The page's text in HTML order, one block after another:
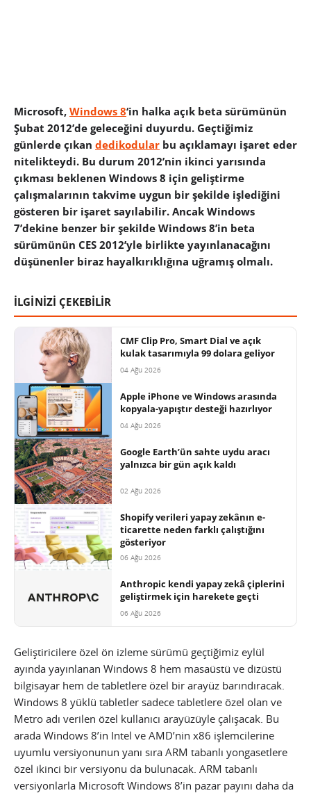
Microsoft, Windows 8‘in halka açık beta sürümünün
Şubat 2012’de geleceğini duyurdu. Geçtiğimiz
günlerde çıkan dedikodular bu açıklamayı işaret eder
nitelikteydi. Bu durum 2012’nin ikinci yarısında
çıkması beklenen Windows 8 için geliştirme
çalışmalarının takvime uygun bir şekilde işlediğini
gösteren bir işaret sayılabilir. Ancak Windows
7’dekine benzer bir şekilde Windows 8’in beta
sürümünün CES 2012’yle birlikte yayınlanacağını
düşünenler biraz hayalkırıklığına uğramış olmalı.
İLGİNİZİ ÇEKEBİLİR
CMF Clip Pro, Smart Dial ve açık
kulak tasarımıyla 99 dolara geliyor
04 Ağu 2026
Apple iPhone ve Windows arasında
kopyala-yapıştır desteği hazırlıyor
04 Ağu 2026
Google Earth’ün sahte uydu aracı
yalnızca bir gün açık kaldı
02 Ağu 2026
Shopify verileri yapay zekânın e-
ticarette neden farklı çalıştığını
gösteriyor
06 Ağu 2026
Anthropic kendi yapay zekâ çiplerini
geliştirmek için harekete geçti
06 Ağu 2026
Geliştiricilere özel ön izleme sürümü geçtiğimiz eylül
ayında yayınlanan Windows 8 hem masaüstü ve dizüstü
bilgisayar hem de tabletlere özel bir arayüz barındıracak.
Windows 8 yüklü tabletler sadece tabletlere özel olan ve
Metro adı verilen özel kullanıcı arayüzüyle çalışacak. Bu
arada Windows 8’in Intel ve AMD’nin x86 işlemcilerine
uyumlu versiyonunun yanı sıra ARM tabanlı yongasetlere
özel ikinci bir versiyonu da bulunacak. ARM tabanlı
versiyonlarla Microsoft Windows 8’in pazar payını daha da